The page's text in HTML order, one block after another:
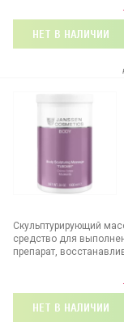
НЕТ В НАЛИЧИИ
Скульптурирующий
средство для
препарат,
НЕТ В НАЛИЧИИ